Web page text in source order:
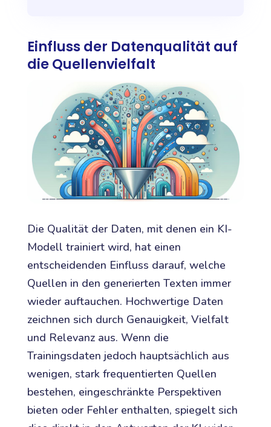
Einfluss der Datenqualität auf
die Quellenvielfalt
Die Qualität der Daten, mit denen ein KI-
Modell trainiert wird, hat einen
entscheidenden Einfluss darauf, welche
Quellen in den generierten Texten immer
wieder auftauchen. Hochwertige Daten
zeichnen sich durch Genauigkeit, Vielfalt
und Relevanz aus. Wenn die
Trainingsdaten jedoch hauptsächlich aus
wenigen, stark frequentierten Quellen
bestehen, eingeschränkte Perspektiven
bieten oder Fehler enthalten, spiegelt sich